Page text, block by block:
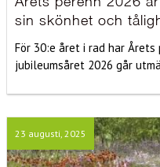
sin skönhet och
För 30:e året i rad har
jubileumsåret 2026 går
23 augusti, 2025